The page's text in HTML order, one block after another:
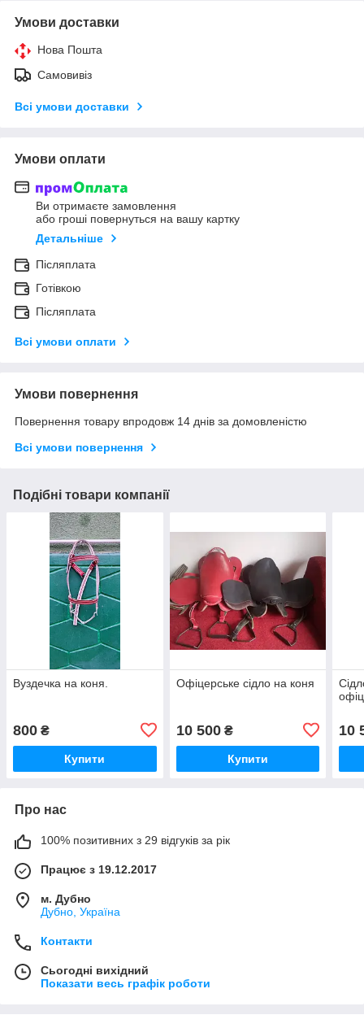
Умови доставки
Нова Пошта
Самовивіз
Всі умови доставки
Умови оплати
Ви отримаєте замовлення
або гроші повернуться на вашу картку
Детальніше
Післяплата
Готівкою
Післяплата
Всі умови оплати
Умови повернення
Повернення товару впродовж 14 днів за домовленістю
Всі умови повернення
Подібні товари компанії
Вуздечка на коня.
800 ₴
Купити
Офіцерське сідло на коня
10 500₴
Купити
10
Про нас
100% позитивних з 29 відгуків за рік
Працює з 19.12.2017
м. Дубно
Дубно, Україна
Контакти
Сьогодні вихідний
Показати весь графік роботи